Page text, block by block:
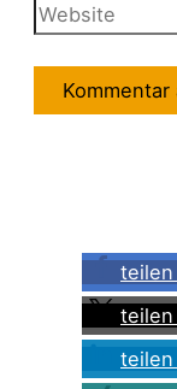
teilen
teilen
teilen